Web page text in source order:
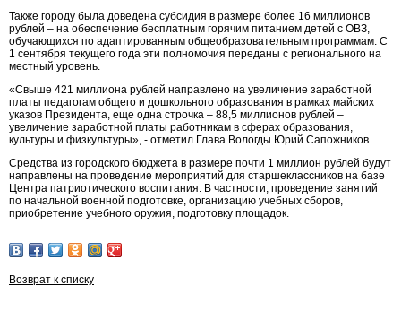
Также городу была доведена субсидия в размере более 16 миллионов
рублей – на обеспечение бесплатным горячим питанием детей с ОВЗ,
обучающихся по адаптированным общеобразовательным программам. С
1 сентября текущего года эти полномочия переданы с регионального на
местный уровень.
«Свыше 421 миллиона рублей направлено на увеличение заработной
платы педагогам общего и дошкольного образования в рамках майских
указов Президента, еще одна строчка – 88,5 миллионов рублей –
увеличение заработной платы работникам в сферах образования,
культуры и физкультуры», - отметил Глава Вологды Юрий Сапожников.
Средства из городского бюджета в размере почти 1 миллион рублей будут
направлены на проведение мероприятий для старшеклассников на базе
Центра патриотического воспитания. В частности, проведение занятий
по начальной военной подготовке, организацию учебных сборов,
приобретение учебного оружия, подготовку площадок.
Возврат к списку